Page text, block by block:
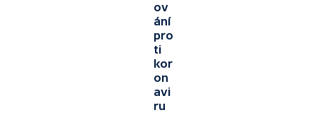
ov
ání
pro
ti
kor
on
avi
ru